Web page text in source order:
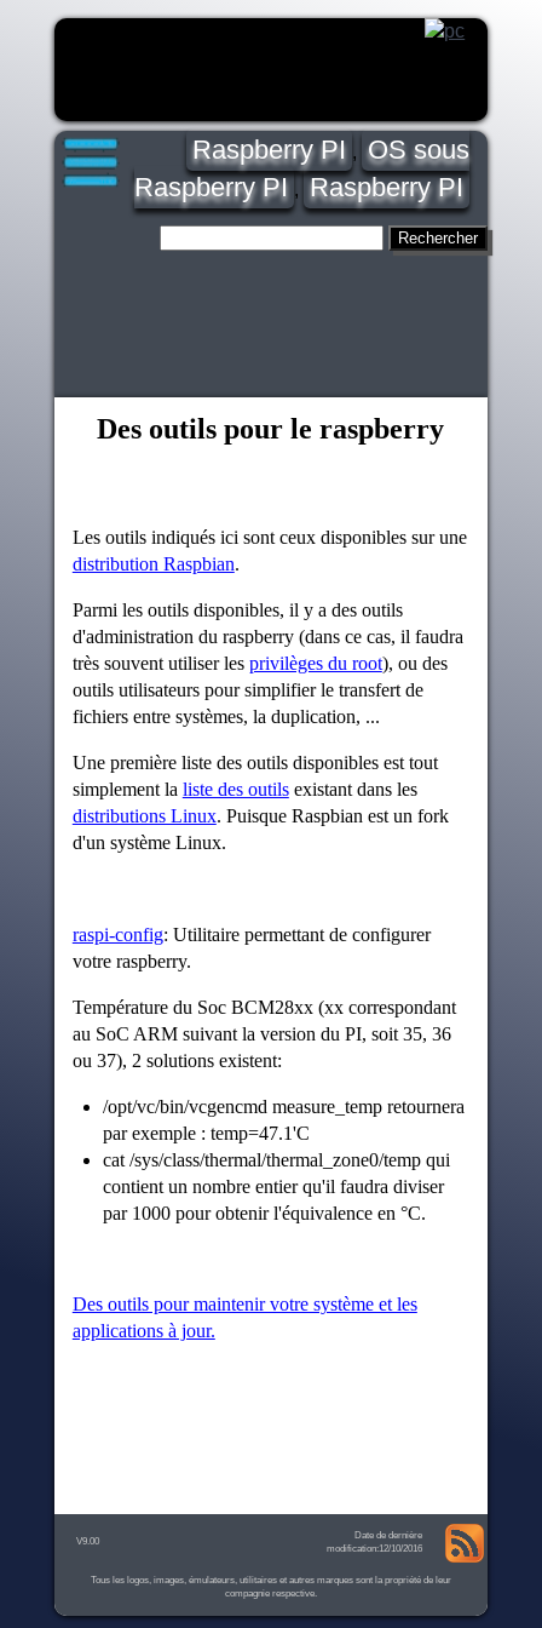
Raspberry PI , OS sous
Raspberry PI , Raspberry PI
Des outils pour le raspberry
Les outils indiqués ici sont ceux disponibles sur une
distribution Raspbian.
Parmi les outils disponibles, il y a des outils
d'administration du raspberry (dans ce cas, il faudra
très souvent utiliser les privilèges du root), ou des
outils utilisateurs pour simplifier le transfert de
fichiers entre systèmes, la duplication, ...
Une première liste des outils disponibles est tout
simplement la liste des outilsexistant dans les
distributions Linux. Puisque Raspbian est un fork
d'un système Linux.
raspi-config: Utilitaire permettant de configurer
votre raspberry.
Température du Soc BCM28xx (xx correspondant
au SoC ARM suivant la version du PI, soit 35, 36
ou 37), 2 solutions existent:
/opt/vc/bin/vcgencmd measure_temp retournera
par exemple : temp=47.1'C
cat /sys/class/thermal/thermal_zone0/temp qui
contient un nombre entier qu'il faudra diviser
par 1000 pour obtenir l'équivalence en °C.
Des outils pour maintenir votre système et les
applications à jour.
V9.00
Date de dernière
modification:12/10/2016
Tous les logos, images, émulateurs, utilitaires et autres marques sont la propriété de leur
compagnie respective.